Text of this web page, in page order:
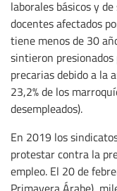
laborales básicos y
docentes afectados
tiene menos de 30
sintieron presionados
precarias debido a la
23,2% de los
desempleados).
En 2019 los
protestar contra la
empleo. El 20 de